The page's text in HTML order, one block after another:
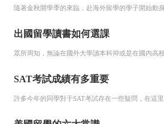
出國留學讀書如何選課
SAT考試成績有多重要